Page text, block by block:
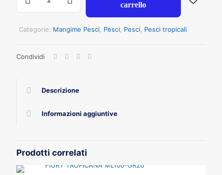
21
carrello
Categorie: Mangime Pesci Pesci Pesci Pesci tropicali
Condividi
Descrizione
Informazioni aggiuntive
Prodotti correlati